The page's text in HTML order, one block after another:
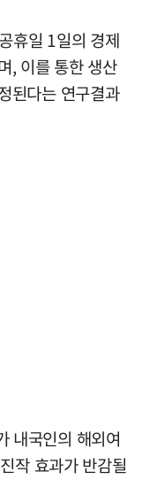
휴일 1일의 경제
, 이를 통한 생산
된다는 연구결과
내국인의 해외여
작 효과가 반감될